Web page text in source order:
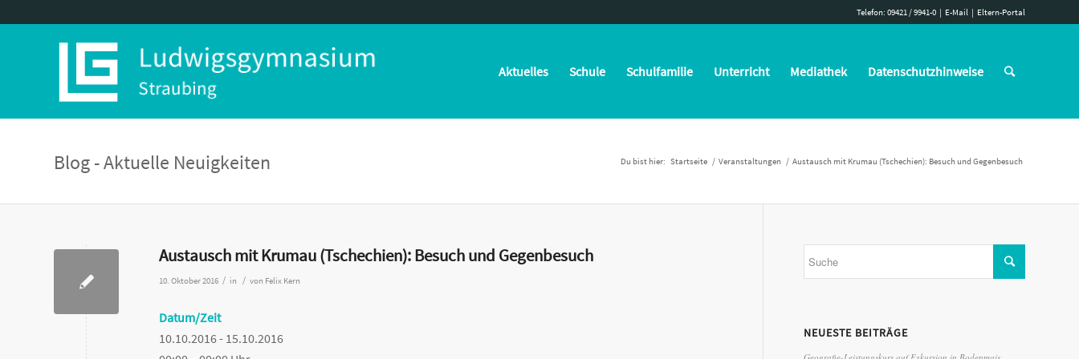
Telefon: 09421 / 9941-0 | E-Mail | Eltern-Portal
Aktuelles Schule Schulfamilie Unterricht Mediathek Datenschutzhinweise
Blog - Aktuelle Neuigkeiten Du bist hier: Startseite / Veranstaltungen / Austausch mit Krumau (Tschechien): Besuch und Gegenbesuch
Austausch mit Krumau (Tschechien): Besuch und Gegenbesuch
10. Oktober 2016 / in / von Felix Kern
Datum/Zeit
10.10.2016 - 15.10.2016
NEUESTE BEITRÄGE